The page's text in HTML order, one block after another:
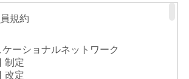
規約
ーショナルネットワーク
制定
改定